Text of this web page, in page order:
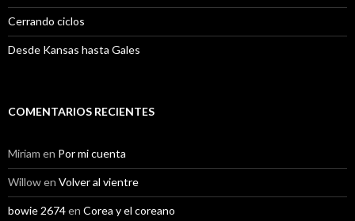
Cerrando ciclos
Desde Kansas hasta Gales
COMENTARIOS RECIENTES
Miriam en Por mi cuenta
Willowen Volver al vientre
bowie 2674en Corea y el coreano